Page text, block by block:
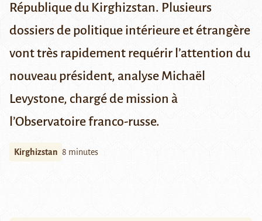
République du Kirghizstan. Plusieurs
dossiers de politique intérieure et étrangère
vont très rapidement requérir l’attention du
nouveau président, analyse Michaël
Levystone, chargé de mission à
l’Observatoire franco-russe.
Kirghizstan 8 minutes